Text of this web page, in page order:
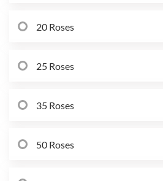
20 Roses
25 Roses
35 Roses
50 Roses